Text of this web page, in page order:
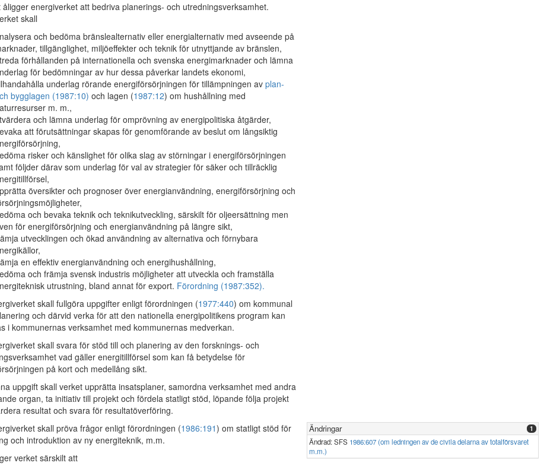
åligger energiverket att bedriva planerings- och utredningsverksamhet.
skall
och bedöma bränslealternativ eller energialternativ med avseende på
tillgänglighet, miljöeffekter och teknik för utnyttjande av bränslen,
förhållanden på internationella och svenska energimarknader och lämna
för bedömningar av hur dessa påverkar landets ekonomi,
underlag rörande energiförsörjningen för tillämpningen av plan-
bygglagen (1987:10) och lagen (1987:12) om hushållning med
m. m.,
och lämna underlag för omprövning av energipolitiska åtgärder,
att förutsättningar skapas för genomförande av beslut om långsiktig
risker och känslighet för olika slag av störningar i energiförsörjningen
följder därav som underlag för val av strategier för säker och tillräcklig
översikter och prognoser över energianvändning, energiförsörjning och
och bevaka teknik och teknikutveckling, särskilt för oljeersättning men
för energiförsörjning och energianvändning på längre sikt,
utvecklingen och ökad användning av alternativa och förnybara
en effektiv energianvändning och energihushållning,
och främja svensk industris möjligheter att utveckla och framställa
utrustning, bland annat för export. Förordning (1987:352).
skall fullgöra uppgifter enligt förordningen (1977:440) om kommunal
och därvid verka för att den nationella energipolitikens program kan
i kommunernas verksamhet med kommunernas medverkan.
skall svara för stöd till och planering av den forsknings- och
vad gäller energitillförsel som kan få betydelse för
på kort och medellång sikt.
uppgift skall verket upprätta insatsplaner, samordna verksamhet med andra
organ, ta initiativ till projekt och fördela statligt stöd, löpande följa projekt
resultat och svara för resultatöverföring.
skall pröva frågor enligt förordningen (1986:191) om statligt stöd för
och introduktion av ny energiteknik, m.m.
verket särskilt att
Ändringar 1
Ändrad: SFS 1986:607 (om ledningen av de civila delarna av totalförsvaret
m.m.)